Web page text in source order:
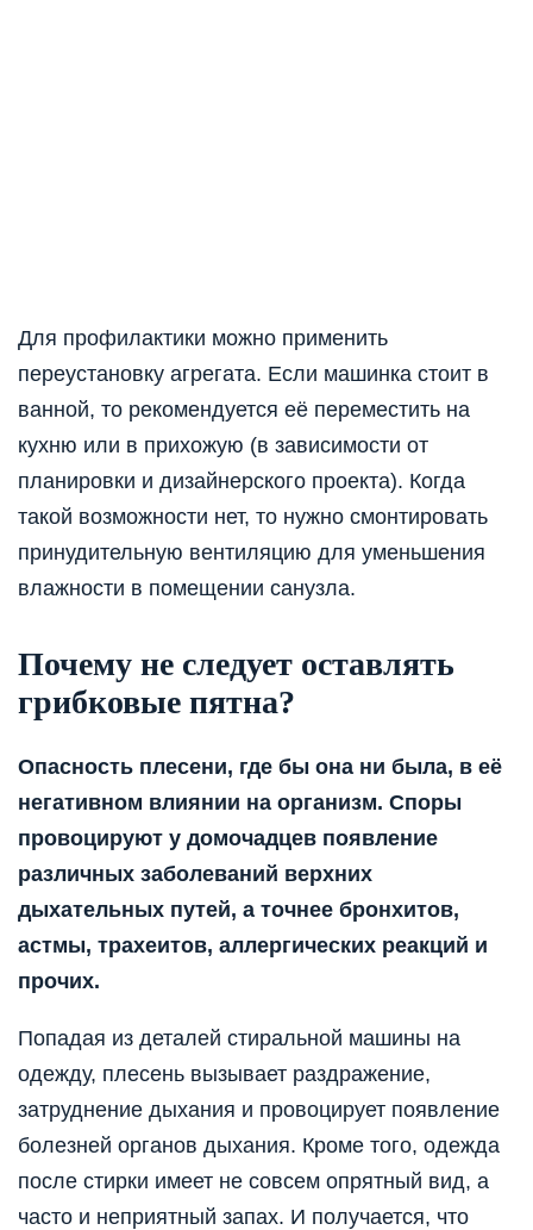
Для профилактики можно применить
переустановку агрегата. Если машинка стоит в
ванной, то рекомендуется её переместить на
кухню или в прихожую (в зависимости от
планировки и дизайнерского проекта). Когда
такой возможности нет, то нужно смонтировать
принудительную вентиляцию для уменьшения
влажности в помещении санузла.
Почему не следует оставлять
грибковые пятна?
Опасность плесени, где бы она ни была, в её
негативном влиянии на организм. Споры
провоцируют у домочадцев появление
различных заболеваний верхних
дыхательных путей, а точнее бронхитов,
астмы, трахеитов, аллергических реакций и
прочих.
Попадая из деталей стиральной машины на
одежду, плесень вызывает раздражение,
затруднение дыхания и провоцирует появление
болезней органов дыхания. Кроме того, одежда
после стирки имеет не совсем опрятный вид, а
часто и неприятный запах. И получается, что